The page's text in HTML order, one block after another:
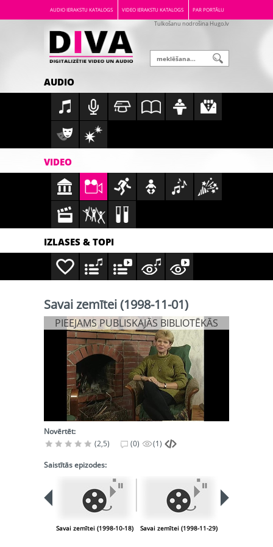
AUDIO IERAKSTU KATALOGS VIDEO IERAKSTU KATALOGS PAR PORTĀLU
Tulkošanu nodrošina Hugo.lv
AUDIO
VIDEO
IZLASES & TOPI
Savai zemītei (1998-11-01)
PIEEJAMS PUBLISKAJĀS BIBLIOTĒKĀS
Novērtēt:
(2,5)
(0) (1)
Saistītās epizodes:
Savai zemītei (1998-10-18) Savai zemītei (1998-11-29)